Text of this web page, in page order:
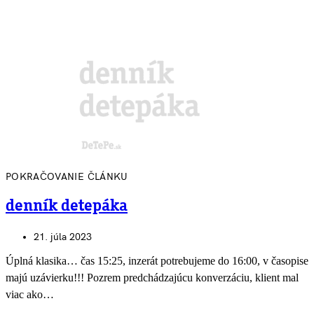
POKRAČOVANIE ČLÁNKU
denník detepáka
21. júla 2023
Úplná klasika… čas 15:25, inzerát potrebujeme do 16:00, v časopise
majú uzávierku!!! Pozrem predchádzajúcu konverzáciu, klient mal
viac ako…